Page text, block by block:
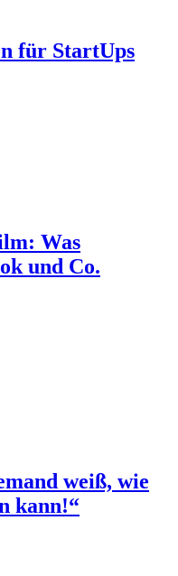
für StartUps
Was
und Co.
weiß, wie
kann!“